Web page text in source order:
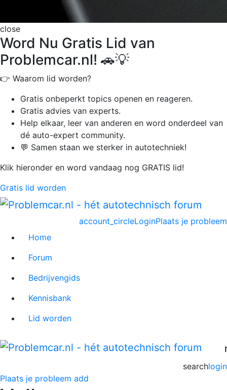
close
Word Nu Gratis Lid van
Problemcar.nl! 🚗💡
👉 Waarom lid worden?
Gratis onbeperkt topics openen en reageren.
Gratis advies van experts.
Help elkaar, leer van anderen en word onderdeel van
dé auto-expert community.
💬 Samen staan we sterker in autotechniek!
Klik hieronder en word vandaag nog GRATIS lid!
Gratis lid worden
Plaats je probleem
account_circleLogin
Home
Forum
Bedrijvengids
Kennisbank
Lid worden
login
search
Plaats je probleem add